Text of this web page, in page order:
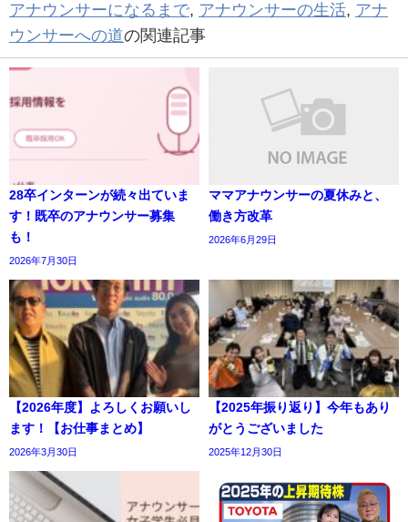
アナウンサーになるまで アナウンサーの生活
アナ
ウンサーへの道の関連記事
28卒インターンが続々出ていま
す！既卒のアナウンサー募集
も！
2026年7月30日
ママアナウンサーの夏休みと、
働き方改革
2026年6月29日
【2026年度】よろしくお願いし
ます！【お仕事まとめ】
2026年3月30日
【2025年振り返り】今年もあり
がとうございました
2025年12月30日